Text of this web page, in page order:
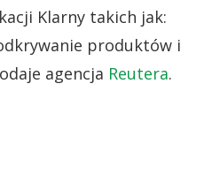
Klarny takich jak:
produktów i
agencja Reutera.